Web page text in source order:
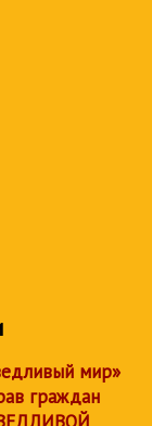
мир»
граждан